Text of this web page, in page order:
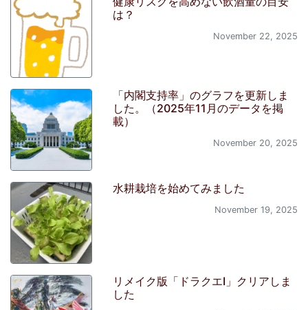
は？
November 22, 2025
「内閣支持率」のグラフを更新しま
した。（2025年11月のデータを掲
載）
November 20, 2025
水耕栽培を始めてみました
November 19, 2025
リメイク版「ドラクエI」クリアしま
した